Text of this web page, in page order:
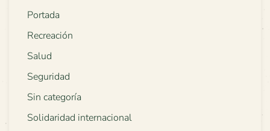
Portada
Recreación
Salud
Seguridad
Sin categoría
Solidaridad internacional